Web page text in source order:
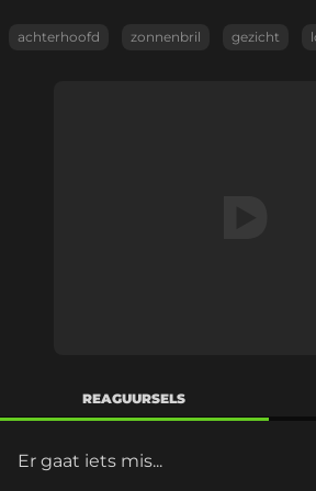
achterhoofd zonnenbril gezicht
REAGUURSELS
Er gaat iets mis...